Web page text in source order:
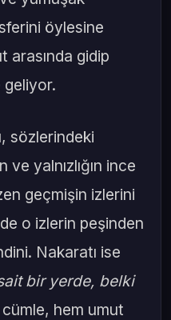
öylesine
arasında gidip
geliyor.
sözlerindeki
yalnızlığın ince
geçmişin izlerini
o izlerin peşinden
Nakaratı ise
bir yerde, belki
hem umut